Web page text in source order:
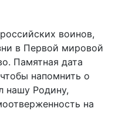
воинов,
в Первой мировой
Памятная дата
напомнить о
нашу Родину,
на